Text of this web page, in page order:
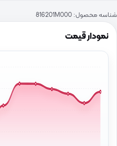
نمودار قیمت
شناسه محصول: 816201M000